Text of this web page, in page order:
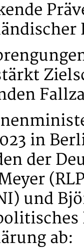
in
der
und
ab: